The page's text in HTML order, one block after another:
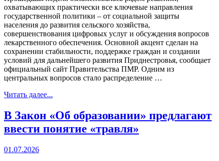
охватывающих практически все ключевые направления
государственной политики – от социальной защиты
населения до развития сельского хозяйства,
совершенствования цифровых услуг и обсуждения вопросов
лекарственного обеспечения. Основной акцент сделан на
сохранении стабильности, поддержке граждан и создании
условий для дальнейшего развития Приднестровья, сообщает
официальный сайт Правительства ПМР. Одним из
центральных вопросов стало распределение …
Читать далее...
В Закон «Об образовании» предлагают
ввести понятие «травля»
01.07.2026